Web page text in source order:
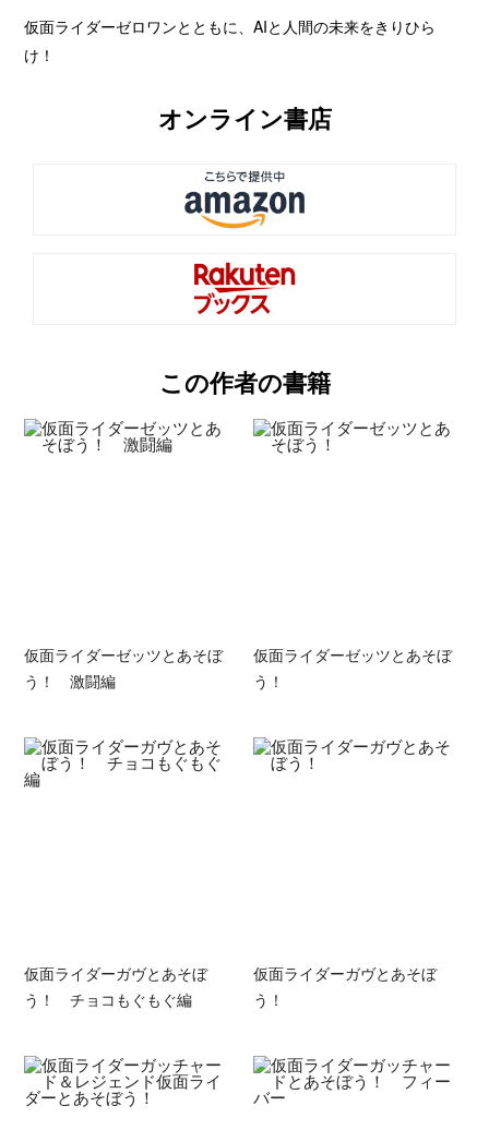
仮面ライダーゼロワンとともに、AIと人間の未来をきりひら
け！
オンライン書店
この作者の書籍
仮面ライダーゼッツとあそぼ
う！ 激闘編
仮面ライダーゼッツとあそぼ
う！
仮面ライダーガヴとあそぼ
う！ チョコもぐもぐ編
仮面ライダーガヴとあそぼ
う！